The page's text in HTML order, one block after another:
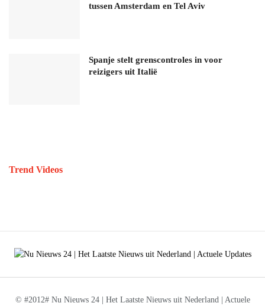
tussen Amsterdam en Tel Aviv
Spanje stelt grenscontroles in voor
reizigers uit Italië
Trend Videos
© #2012# Nu Nieuws 24 | Het Laatste Nieuws uit Nederland | Actuele